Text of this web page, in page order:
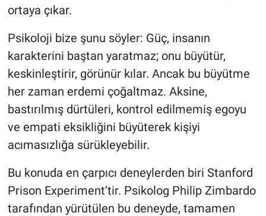
ortaya çıkar.
Psikoloji bize şunu söyler: Güç, insanın
karakterini baştan yaratmaz; onu büyütür,
keskinleştirir, görünür kılar. Ancak bu büyütme
her zaman erdemi çoğaltmaz. Aksine,
bastırılmış dürtüleri, kontrol edilmemiş egoyu
ve empati eksikliğini büyüterek kişiyi
acımasızlığa sürükleyebilir.
Bu konuda en çarpıcı deneylerden biri Stanford
Prison Experiment’tir. Psikolog Philip Zimbardo
tarafından yürütülen bu deneyde, tamamen